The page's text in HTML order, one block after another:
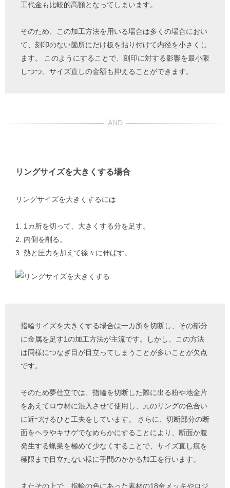
工代金も比較的高額となってしまいます。
そのため、この加工方法を用いる場合は多くの場合におい
て、刻印のない箇所にだけ板を貼り付けて内径を小さくし
ます。 このようにすることで、刻印に対する影響を最小限
しつつ、サイズ直しの金額も抑えることができます。
リングサイズを大きくする場合
リングサイズを大きくするには
1. 1カ所を切って、大きくする分を足す。
2. 内側を削る。
3. 熱と圧力を加えて徐々に伸ばす。
指輪サイズを大きくする場合は一カ所を切断し、その部分
に金属を足す1の加工方法が主流です。しかし、この方法
は同様につなぎ目が目立ってしまうことが多いことが欠点
です。
そのため夢仕立では、指輪を切断した際に出る粉や地金片
をあえてロウ材に混入させて使用し、元のリングの色合い
に近づけるひと工夫をしています。 さらに、切断部分の断
面をヘラやキサゲでなめらかにすることにより、断面か腹
発生する蝋巣を極めて少なくすることで、サイズ直し痕を
極限まで目立たない様に手間のかかる加工を行います。
またその上で、指輪の色にあった素材の18金メッキやロジ